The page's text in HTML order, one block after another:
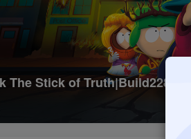
The Stick of Truth|Build228353|